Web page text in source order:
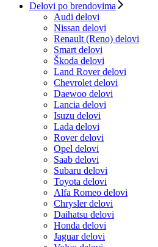
Delovi po brendovima
Audi delovi
Nissan delovi
Renault (Reno) delovi
Smart delovi
Škoda delovi
Land Rover delovi
Chevrolet delovi
Daewoo delovi
Lancia delovi
Isuzu delovi
Lada delovi
Rover delovi
Opel delovi
Saab delovi
Subaru delovi
Toyota delovi
Alfa Romeo delovi
Chrysler delovi
Daihatsu delovi
Honda delovi
Jaguar delovi